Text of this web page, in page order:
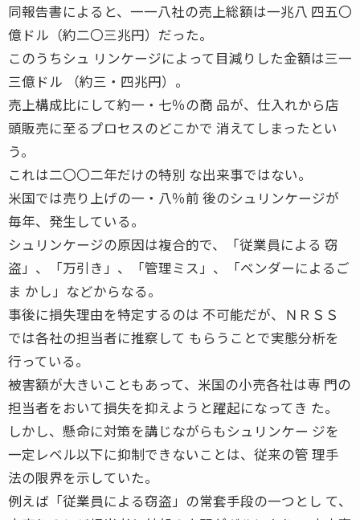
同報告書によると、一一八社の売上総額は一兆八 四五〇
億ドル（約二〇三兆円）だった。
このうちシュ リンケージによって目減りした金額は三一
三億ドル （約三・四兆円）。
売上構成比にして約一・七％の商 品が、仕入れから店
頭販売に至るプロセスのどこかで 消えてしまったとい
う。
これは二〇〇二年だけの特別 な出来事ではない。
米国では売り上げの一・八％前 後のシュリンケージが
毎年、発生している。
シュリンケージの原因は複合的で、「従業員による 窃
盗」、「万引き」、「管理ミス」、「ベンダーによるご
ま かし」などからなる。
事後に損失理由を特定するのは 不可能だが、ＮＲＳＳ
では各社の担当者に推察して もらうことで実態分析を
行っている。
被害額が大きいこともあって、米国の小売各社は専 門の
担当者をおいて損失を抑えようと躍起になってき た。
しかし、懸命に対策を講じながらもシュリンケー ジを
一定レベル以下に抑制できないことは、従来の管 理手
法の限界を示していた。
例えば「従業員による窃盗」の常套手段の一つとし て、